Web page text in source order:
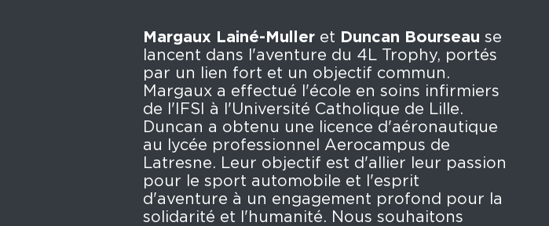
Margaux Lainé-Muller et Duncan Bourseau se
lancent dans l'aventure du 4L Trophy, portés
par un lien fort et un objectif commun.
Margaux a effectué l'école en soins infirmiers
de l'IFSI à l'Université Catholique de Lille.
Duncan a obtenu une licence d'aéronautique
au lycée professionnel Aerocampus de
Latresne. Leur objectif est d'allier leur passion
pour le sport automobile et l'esprit
d'aventure à un engagement profond pour la
solidarité et l'humanité. Nous souhaitons